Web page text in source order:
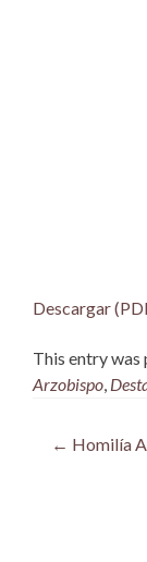
Descargar
This entry was
Arzobispo
Post
← Homilía